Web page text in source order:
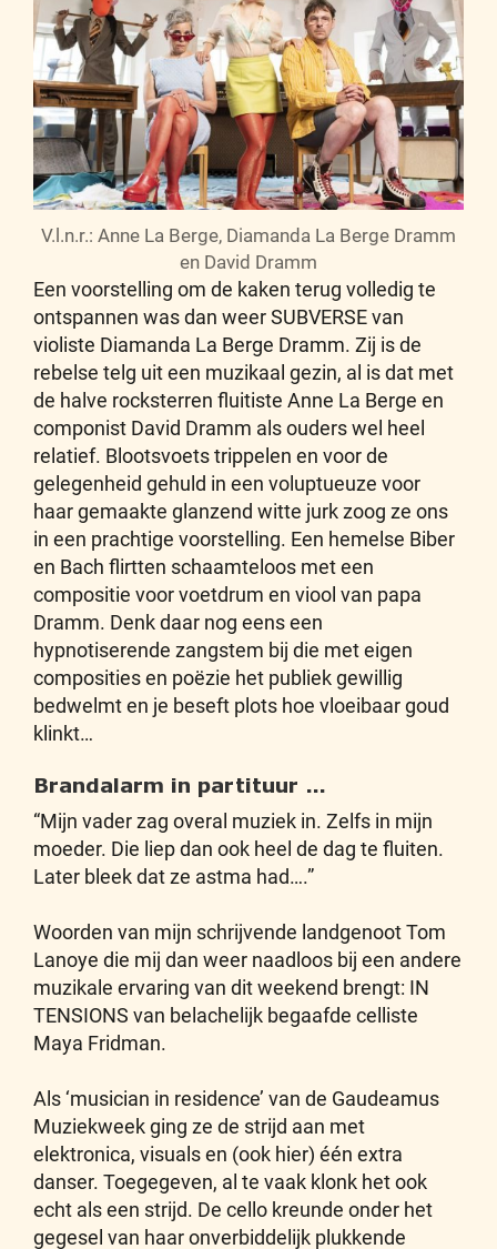
V.l.n.r.: Anne La Berge, Diamanda La Berge Dramm
en David Dramm
Een voorstelling om de kaken terug volledig te
ontspannen was dan weer SUBVERSE van
violiste Diamanda La Berge Dramm. Zij is de
rebelse telg uit een muzikaal gezin, al is dat met
de halve rocksterren fluitiste Anne La Berge en
componist David Dramm als ouders wel heel
relatief. Blootsvoets trippelen en voor de
gelegenheid gehuld in een voluptueuze voor
haar gemaakte glanzend witte jurk zoog ze ons
in een prachtige voorstelling. Een hemelse Biber
en Bach flirtten schaamteloos met een
compositie voor voetdrum en viool van papa
Dramm. Denk daar nog eens een
hypnotiserende zangstem bij die met eigen
composities en poëzie het publiek gewillig
bedwelmt en je beseft plots hoe vloeibaar goud
klinkt…
Brandalarm in partituur …
“Mijn vader zag overal muziek in. Zelfs in mijn
moeder. Die liep dan ook heel de dag te fluiten.
Later bleek dat ze astma had….”
Woorden van mijn schrijvende landgenoot Tom
Lanoye die mij dan weer naadloos bij een andere
muzikale ervaring van dit weekend brengt: IN
TENSIONS van belachelijk begaafde celliste
Maya Fridman.
Als ‘musician in residence’ van de Gaudeamus
Muziekweek ging ze de strijd aan met
elektronica, visuals en (ook hier) één extra
danser. Toegegeven, al te vaak klonk het ook
echt als een strijd. De cello kreunde onder het
gegesel van haar onverbiddelijk plukkende